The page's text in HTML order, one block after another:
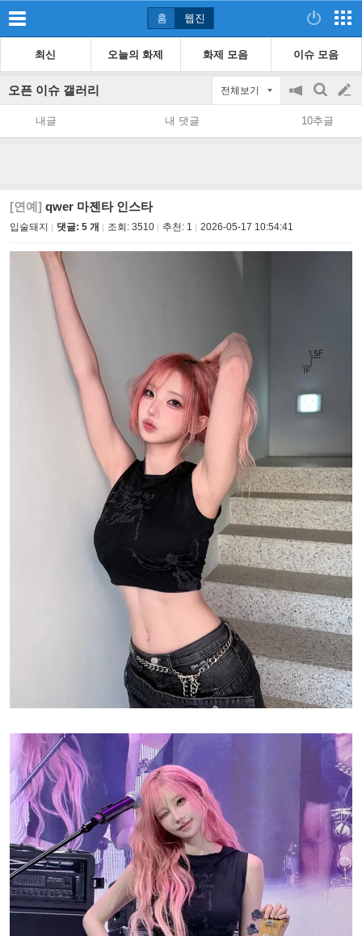
홈 웹진
최신 오늘의 화제 화제 모음 이슈 모음
오픈 이슈 갤러리 전체보기
공
지
on/off
검
색
글
쓰
내글 내 댓글 10추글
[연예] qwer 마젠타 인스타
입술돼지 댓글: 5 개 조회: 3510 추천: 1 2026-05-17 10:54:41